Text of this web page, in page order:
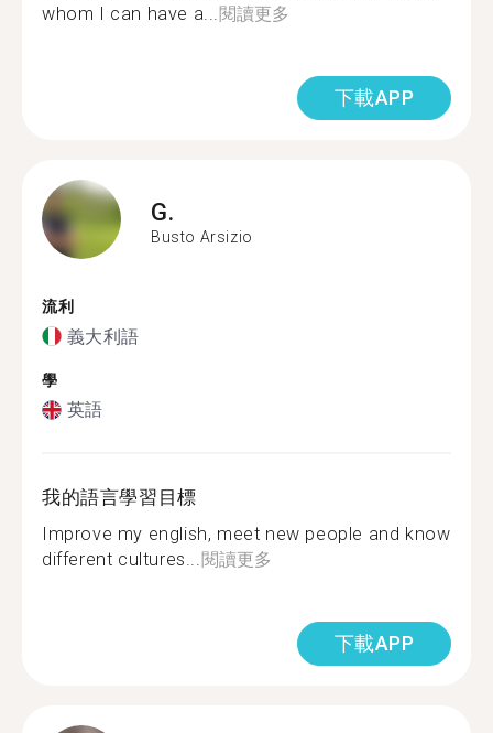
whom I can have a...閱讀更多
下載APP
G.
Busto Arsizio
流利
義大利語
學
英語
我的語言學習目標
Improve my english, meet new people and know
different cultures...閱讀更多
下載APP